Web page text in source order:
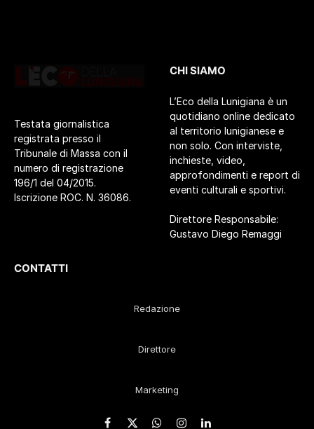
Testata giornalistica
registrata presso il
Tribunale di Massa con il
numero di registrazione
196/1 del 04/2015.
Iscrizione ROC. N. 36086.
CHI SIAMO
L’Eco della Lunigiana è un
quotidiano online dedicato
al territorio lunigianese e
non solo. Con interviste,
inchieste, video,
approfondimenti e report di
eventi culturali e sportivi.
Direttore Responsabile:
Gustavo Diego Remaggi
CONTATTI
Redazione
Direttore
Marketing